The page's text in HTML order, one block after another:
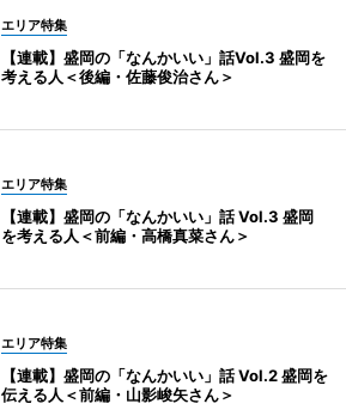
エリア特集
【連載】盛岡の「なんかいい」話Vol.3 盛岡を
考える人＜後編・佐藤俊治さん＞
エリア特集
【連載】盛岡の「なんかいい」話 Vol.3 盛岡
を考える人＜前編・高橋真菜さん＞
エリア特集
【連載】盛岡の「なんかいい」話 Vol.2 盛岡を
伝える人＜前編・山影峻矢さん＞